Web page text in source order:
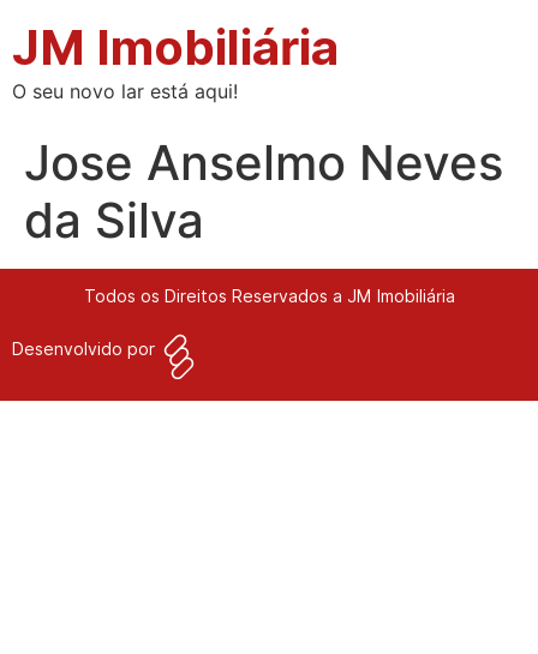
JM Imobiliária
O seu novo lar está aqui!
Jose Anselmo Neves
da Silva
Todos os Direitos Reservados a JM Imobiliária
Desenvolvido por